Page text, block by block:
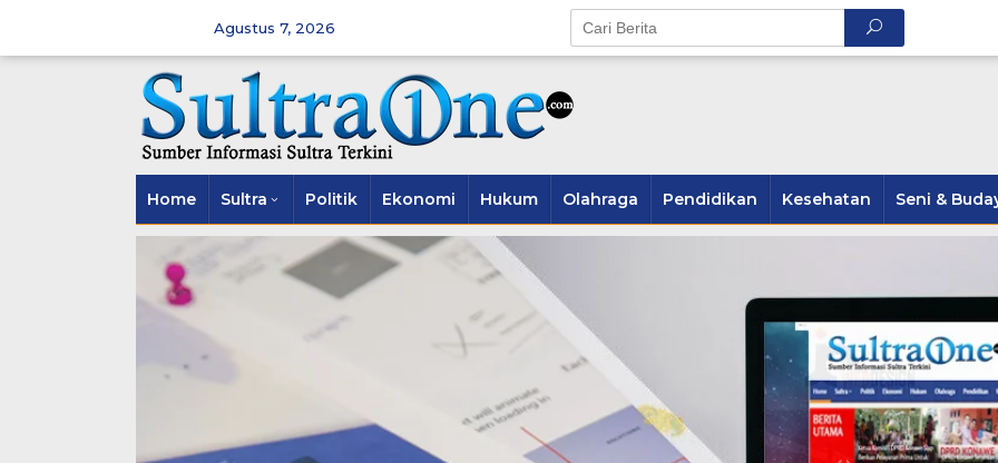
Agustus 7, 2026
Home Sultra Politik Ekonomi Hukum Olahraga Pendidikan Kesehatan Seni &